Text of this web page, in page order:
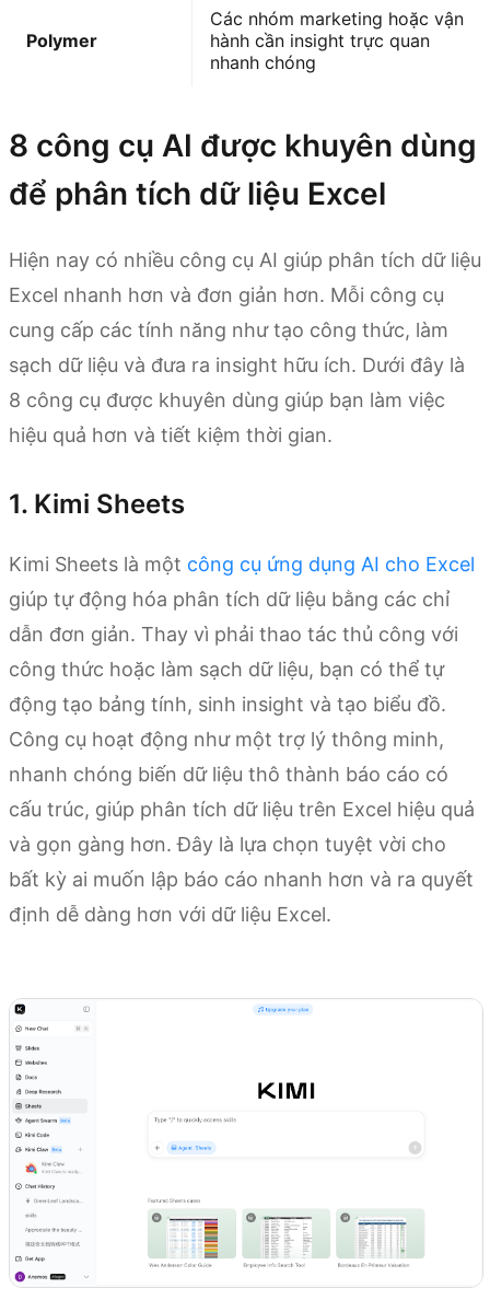
Polymer
Các nhóm marketing hoặc vận
hành cần insight trực quan
nhanh chóng
8 công cụ AI được khuyên dùng
để phân tích dữ liệu Excel
Hiện nay có nhiều công cụ AI giúp phân tích dữ liệu
Excel nhanh hơn và đơn giản hơn. Mỗi công cụ
cung cấp các tính năng như tạo công thức, làm
sạch dữ liệu và đưa ra insight hữu ích. Dưới đây là
8 công cụ được khuyên dùng giúp bạn làm việc
hiệu quả hơn và tiết kiệm thời gian.
1. Kimi Sheets
Kimi Sheets là một công cụ ứng dụng AI cho Excel
giúp tự động hóa phân tích dữ liệu bằng các chỉ
dẫn đơn giản. Thay vì phải thao tác thủ công với
công thức hoặc làm sạch dữ liệu, bạn có thể tự
động tạo bảng tính, sinh insight và tạo biểu đồ.
Công cụ hoạt động như một trợ lý thông minh,
nhanh chóng biến dữ liệu thô thành báo cáo có
cấu trúc, giúp phân tích dữ liệu trên Excel hiệu quả
và gọn gàng hơn. Đây là lựa chọn tuyệt vời cho
bất kỳ ai muốn lập báo cáo nhanh hơn và ra quyết
định dễ dàng hơn với dữ liệu Excel.